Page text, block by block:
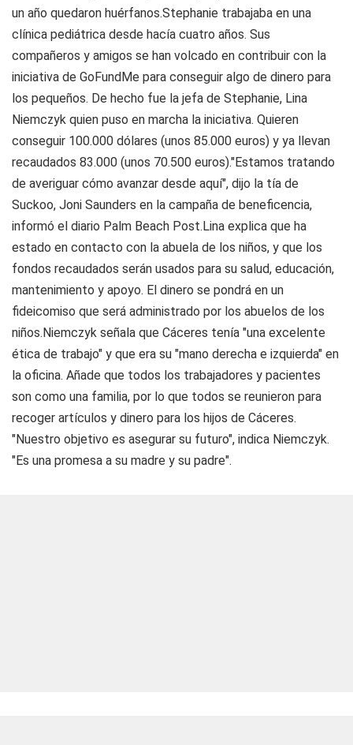
un año quedaron huérfanos.Stephanie trabajaba en una
clínica pediátrica desde hacía cuatro años. Sus
compañeros y amigos se han volcado en contribuir con la
iniciativa de GoFundMe para conseguir algo de dinero para
los pequeños. De hecho fue la jefa de Stephanie, Lina
Niemczyk quien puso en marcha la iniciativa. Quieren
conseguir 100.000 dólares (unos 85.000 euros) y ya llevan
recaudados 83.000 (unos 70.500 euros)."Estamos tratando
de averiguar cómo avanzar desde aquí", dijo la tía de
Suckoo, Joni Saunders en la campaña de beneficencia,
informó el diario Palm Beach Post.Lina explica que ha
estado en contacto con la abuela de los niños, y que los
fondos recaudados serán usados para su salud, educación,
mantenimiento y apoyo. El dinero se pondrá en un
fideicomiso que será administrado por los abuelos de los
niños.Niemczyk señala que Cáceres tenía "una excelente
ética de trabajo" y que era su "mano derecha e izquierda" en
la oficina. Añade que todos los trabajadores y pacientes
son como una familia, por lo que todos se reunieron para
recoger artículos y dinero para los hijos de Cáceres.
"Nuestro objetivo es asegurar su futuro", indica Niemczyk.
"Es una promesa a su madre y su padre".